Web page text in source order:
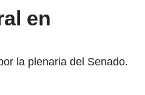
en
la plenaria del Senado.